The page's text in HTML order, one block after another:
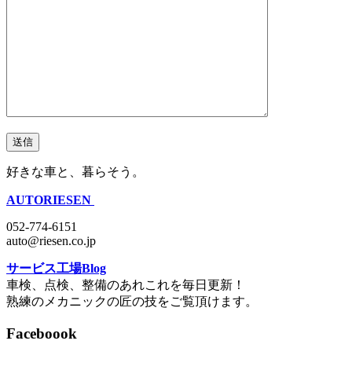
好きな車と、暮らそう。
AUTORIESEN
052-774-6151
auto@riesen.co.jp
サービス工場Blog
車検、点検、整備のあれこれを毎日更新！
熟練のメカニックの匠の技をご覧頂けます。
Faceboook